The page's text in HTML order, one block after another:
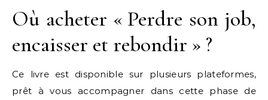
Où acheter « Perdre son job,
encaisser et rebondir » ?
Ce livre est disponible sur plusieurs plateformes,
prêt à vous accompagner dans cette phase de